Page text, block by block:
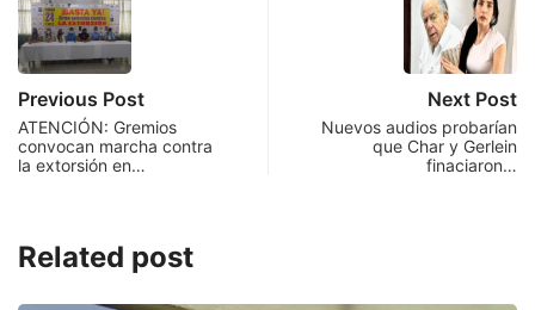
Previous Post
ATENCIÓN: Gremios
convocan marcha contra
la extorsión en…
Next Post
Nuevos audios probarían
que Char y Gerlein
finaciaron…
Related post